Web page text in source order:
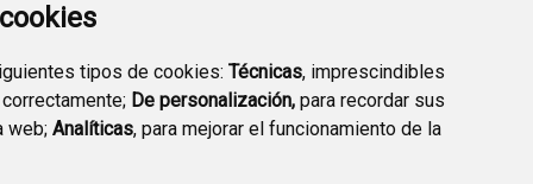
tipos de cookies: Técnicas, imprescindibles
De personalización, para recordar sus
web; Analíticas, para mejorar el funcionamiento de la